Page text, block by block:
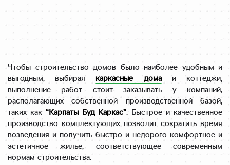
Чтобы строительство домов было наиболее удобным и
выгодным, выбирая каркасные домаи коттеджи,
выполнение работ стоит заказывать у компаний,
располагающих собственной производственной базой,
таких как “Карпаты Буд Каркас”. Быстрое и качественное
производство комплектующих позволит сократить время
возведения и получить быстро и недорого комфортное и
эстетичное жилье, соответствующее современным
нормам строительства.